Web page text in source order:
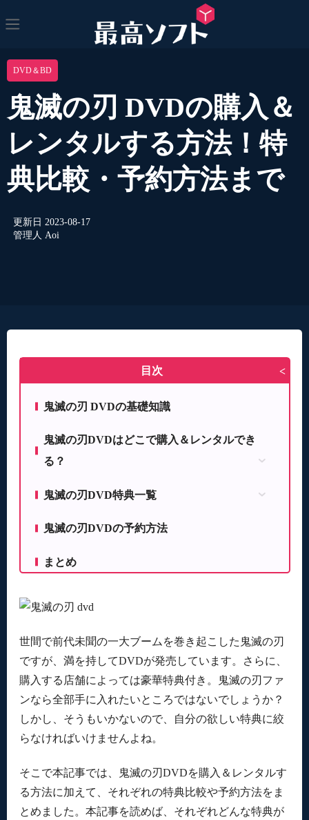
DVD＆BD
鬼滅の刃 DVDの購入＆
レンタルする方法！特
典比較・予約方法まで
更新日 2023-08-17
管理人 Aoi
目次 >
鬼滅の刃 DVDの基礎知識
鬼滅の刃DVDはどこで購入＆レンタルでき
る？
鬼滅の刃DVDレンタルする方法
鬼滅の刃DVD特典一覧
描き下ろし色紙
1~6巻連動購入特典：キャラクターデザイン・松
島晃描き下ろし1~6巻収納BOX
松島晃描き下ろし7~11巻収納BOX
鬼滅の刃「無限列車編」DVD特典
鬼滅の刃DVDの予約方法
まとめ
世間で前代未聞の一大ブームを巻き起こした鬼滅の刃
ですが、満を持してDVDが発売しています。さらに、
購入する店舗によっては豪華特典付き。鬼滅の刃ファ
ンなら全部手に入れたいところではないでしょうか？
しかし、そうもいかないので、自分の欲しい特典に絞
らなければいけませんよね。
そこで本記事では、鬼滅の刃DVDを購入＆レンタルす
る方法に加えて、それぞれの特典比較や予約方法をま
とめました。本記事を読めば、それぞれどんな特典が